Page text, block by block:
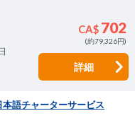
CA$ 702
(約79,326円)
詳細
語チャーターサービス